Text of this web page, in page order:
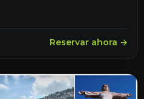
Reservar ahora →